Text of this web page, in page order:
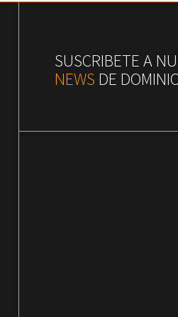
SUSCRIBETE A
NEWS DE